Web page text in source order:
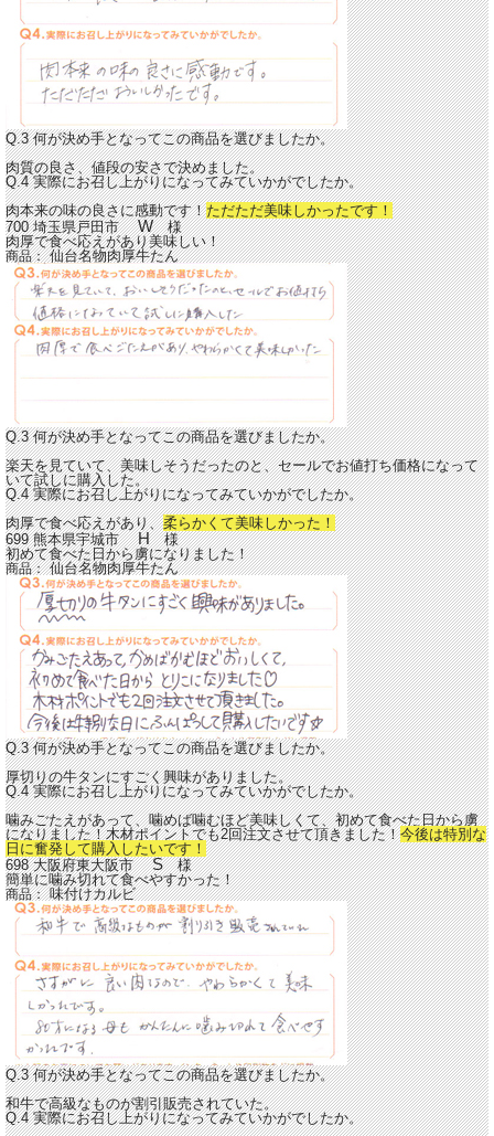
Q.3 何が決め手となってこの商品を選びましたか。
肉質の良さ、値段の安さで決めました。
Q.4 実際にお召し上がりになってみていかがでしたか。
肉本来の味の良さに感動です！ただただ美味しかったです！
700 埼玉県戸田市W様
肉厚で食べ応えがあり美味しい！
商品：仙台名物肉厚牛たん
Q.3 何が決め手となってこの商品を選びましたか。
楽天を見ていて、美味しそうだったのと、セールでお値打ち価格になって
いて試しに購入した。
Q.4 実際にお召し上がりになってみていかがでしたか。
肉厚で食べ応えがあり、柔らかくて美味しかった！
699 熊本県宇城市H様
初めて食べた日から虜になりました！
商品：仙台名物肉厚牛たん
Q.3 何が決め手となってこの商品を選びましたか。
厚切りの牛タンにすごく興味がありました。
Q.4 実際にお召し上がりになってみていかがでしたか。
噛みごたえがあって、噛めば噛むほど美味しくて、初めて食べた日から虜
になりました！木材ポイントでも2回注文させて頂きました！今後は特別な
日に奮発して購入したいです！
698 大阪府東大阪市S様
簡単に噛み切れて食べやすかった！
商品：味付けカルビ
Q.3 何が決め手となってこの商品を選びましたか。
和牛で高級なものが割引販売されていた。
Q.4 実際にお召し上がりになってみていかがでしたか。